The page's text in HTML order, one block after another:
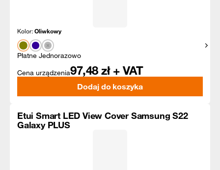
Kolor:Oliwkowy
Płatne Jednorazowo
Cena urządzenia97,48 zł + VAT
Dodaj do koszyka
Etui Smart LED View Cover Samsung S22
Galaxy PLUS